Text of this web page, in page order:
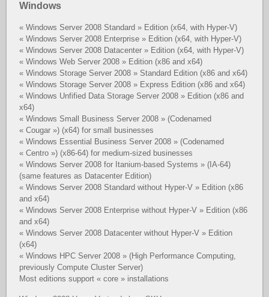
Windows
« Windows Server 2008 Standard » Edition (x64, with Hyper-V)
« Windows Server 2008 Enterprise » Edition (x64, with Hyper-V)
« Windows Server 2008 Datacenter » Edition (x64, with Hyper-V)
« Windows Web Server 2008 » Edition (x86 and x64)
« Windows Storage Server 2008 » Standard Edition (x86 and x64)
« Windows Storage Server 2008 » Express Edition (x86 and x64)
« Windows Unfified Data Storage Server 2008 » Edition (x86 and
x64)
« Windows Small Business Server 2008 » (Codenamed
« Cougar ») (x64) for small businesses
« Windows Essential Business Server 2008 » (Codenamed
« Centro ») (x86-64) for medium-sized businesses
« Windows Server 2008 for Itanium-based Systems » (IA-64)
(same features as Datacenter Edition)
« Windows Server 2008 Standard without Hyper-V » Edition (x86
and x64)
« Windows Server 2008 Enterprise without Hyper-V » Edition (x86
and x64)
« Windows Server 2008 Datacenter without Hyper-V » Edition
(x64)
« Windows HPC Server 2008 » (High Performance Computing,
previously Compute Cluster Server)
Most editions support « core » installations